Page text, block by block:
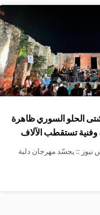
الحلو السوري ظاهرة
وفنية تستقطب الآلاف
نيوز :: يجسّد مهرجان دلبة